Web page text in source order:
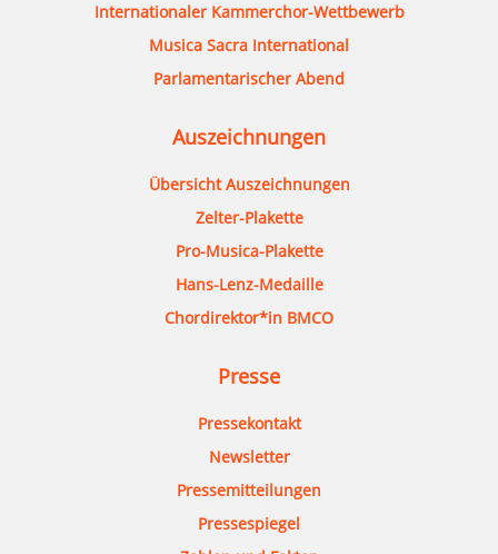
Internationaler Kammerchor-Wettbewerb
Musica Sacra International
Parlamentarischer Abend
Auszeichnungen
Übersicht Auszeichnungen
Zelter-Plakette
Pro-Musica-Plakette
Hans-Lenz-Medaille
Chordirektor*in BMCO
Presse
Pressekontakt
Newsletter
Pressemitteilungen
Pressespiegel